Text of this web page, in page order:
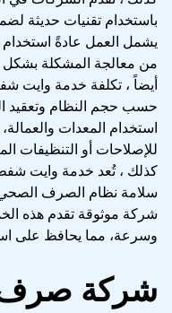
باستخدام تقنيات حديثة
يشمل العمل عادةً
من معالجة المشكلة
أيضاً ، تكلفة خدمة
حسب حجم النظام وتعقيد
استخدام المعدات
للإصلاحات أو التنظيفات
كذلك ، تُعد خدمة وايت
سلامة نظام الصرف الصحي
شركة موثوقة تقدم هذه
وسرعة، مما يحافظ على
شركة